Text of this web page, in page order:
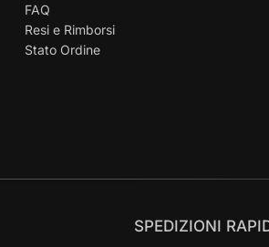
FAQ
Resi e Rimborsi
Stato Ordine
SPEDIZIONI